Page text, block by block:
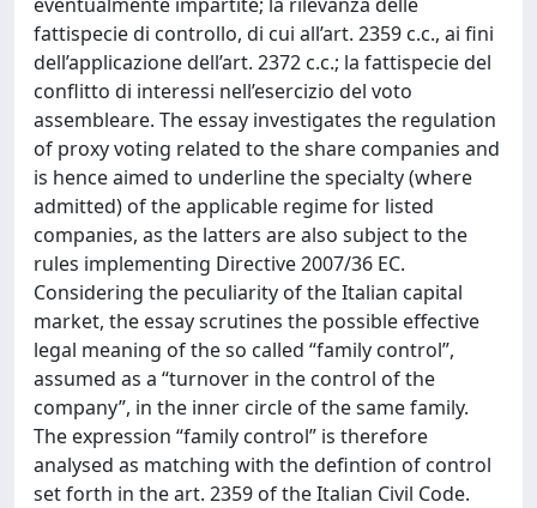
fattispecie di controllo, di cui all’art. 2359 c.c., ai fini
dell’applicazione dell’art. 2372 c.c.; la fattispecie del
conflitto di interessi nell’esercizio del voto
assembleare. The essay investigates the regulation
of proxy voting related to the share companies and
is hence aimed to underline the specialty (where
admitted) of the applicable regime for listed
companies, as the latters are also subject to the
rules implementing Directive 2007/36 EC.
Considering the peculiarity of the Italian capital
market, the essay scrutines the possible effective
legal meaning of the so called “family control”,
assumed as a “turnover in the control of the
company”, in the inner circle of the same family.
The expression “family control” is therefore
analysed as matching with the defintion of control
set forth in the art. 2359 of the Italian Civil Code.